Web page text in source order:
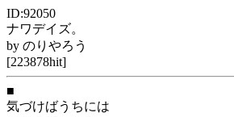
ID:92050
ナワデイズ。
by のりやろう
[223878hit]
■
気づけばうちには